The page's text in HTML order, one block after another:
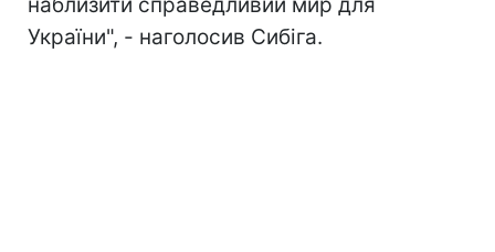
України", - наголосив Сибіга.